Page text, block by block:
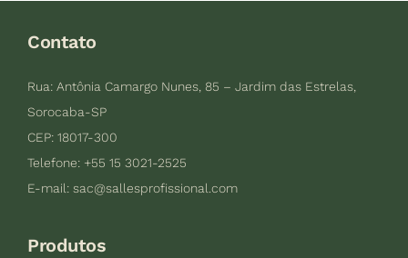
Contato
Rua: Antônia Camargo Nunes, 85 – Jardim das Estrelas,
Sorocaba-SP
CEP: 18017-300
Telefone: +55 15 3021-2525
E-mail: sac@sallesprofissional.com
Produtos